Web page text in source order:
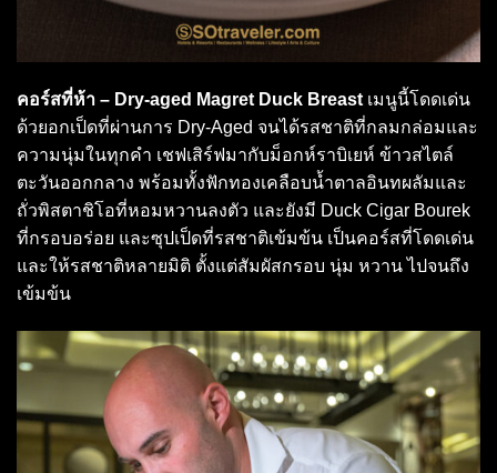
คอร์สที่ห้า – Dry-aged Magret Duck Breast เมนูนี้โดดเด่น
ด้วยอกเป็ดที่ผ่านการ Dry-Aged จนได้รสชาติที่กลมกล่อมและ
ความนุ่มในทุกคำ เชฟเสิร์ฟมากับม็อกห์ราบิเยห์ ข้าวสไตล์
ตะวันออกกลาง พร้อมทั้งฟักทองเคลือบน้ำตาลอินทผลัมและ
ถั่วพิสตาชิโอที่หอมหวานลงตัว และยังมี Duck Cigar Bourek
ที่กรอบอร่อย และซุปเป็ดที่รสชาติเข้มข้น เป็นคอร์สที่โดดเด่น
และให้รสชาติหลายมิติ ตั้งแต่สัมผัสกรอบ นุ่ม หวาน ไปจนถึง
เข้มข้น